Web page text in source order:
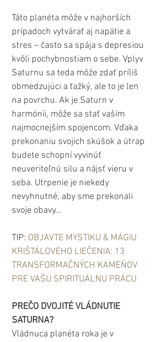
Táto planéta môže v najhorších
prípadoch vytvárať aj napätie a
stres – často sa spája s depresiou
kvôli pochybnostiam o sebe. Vplyv
Saturnu sa teda môže zdať príliš
obmedzujúci a ťažký, ale to je len
na povrchu. Ak je Saturn v
harmónii, môže sa stať vaším
najmocnejším spojencom. Vďaka
prekonaniu svojich skúšok a útrap
budete schopní vyvinúť
neuveriteľnú silu a nájsť vieru v
seba. Utrpenie je niekedy
nevyhnutné, aby sme prekonali
svoje obavy...
TIP: OBJAVTE MYSTIKU & MÁGIU
KRIŠTÁLOVÉHO LIEČENIA: 13
TRANSFORMAČNÝCH KAMEŇOV
PRE VAŠU SPIRITUÁLNU PRÁCU
PREČO DVOJITÉ VLÁDNUTIE
SATURNA?
Vládnuca planéta roka je v